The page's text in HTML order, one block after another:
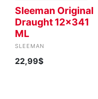
Sleeman Original
Draught 12x341
ML
SLEEMAN
22,99$